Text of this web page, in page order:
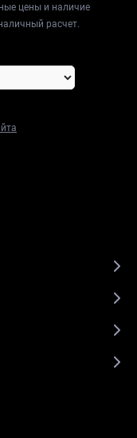
цены и наличие
расчет.